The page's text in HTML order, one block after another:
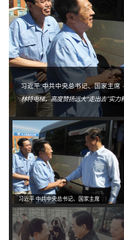
习近平 中共中央总书记、国家主席 -
林特电梯，高度赞扬远大“走出去”实力
习近平 中共中央总书记、国家主席